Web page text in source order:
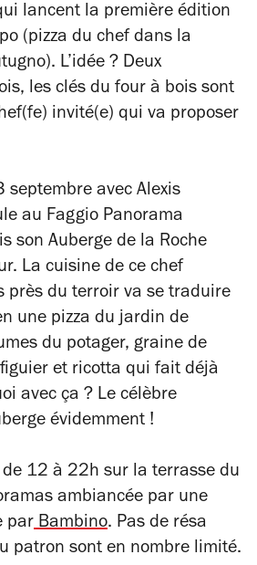
lancent la première édition
(pizza du chef dans la
L’idée ? Deux
les clés du four à bois sont
invité(e) qui va proposer
septembre avec Alexis
au Faggio Panorama
son Auberge de la Roche
La cuisine de ce chef
près du terroir va se traduire
une pizza du jardin de
du potager, graine de
et ricotta qui fait déjà
avec ça ? Le célèbre
évidemment !
12 à 22h sur la terrasse du
ambiancée par une
par Bambino. Pas de résa
patron sont en nombre limité.